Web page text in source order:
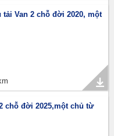
tải Van 2 chỗ đời 2020, một
chỗ đời 2025,một chủ từ